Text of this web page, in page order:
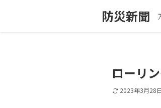
防災新聞
ローリ
2023年3月28